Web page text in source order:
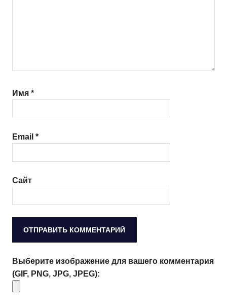
Имя *
Email *
Сайт
Выберите изображение для вашего комментария
(GIF, PNG, JPG, JPEG):